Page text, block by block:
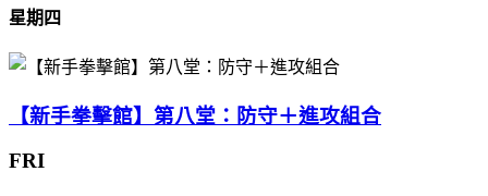
星期四
【新手拳擊館】第八堂：防守＋進攻組合
FRI